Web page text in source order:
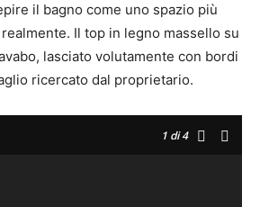
il bagno come uno spazio più
Il top in legno massello su
lasciato volutamente con bordi
ricercato dal proprietario.
1 di 4